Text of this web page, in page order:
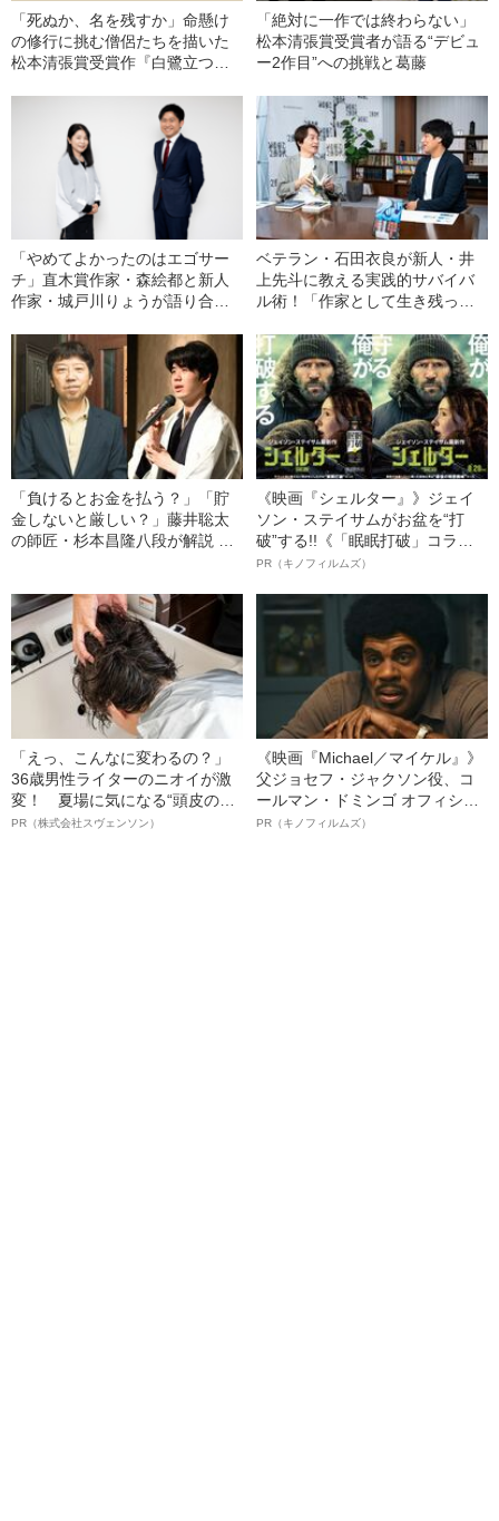
「死ぬか、名を残すか」命懸け
の修行に挑む僧侶たちを描いた
松本清張賞受賞作『白鷺立つ』
作家・川越宗一が読む
「絶対に一作では終わらない」
松本清張賞受賞者が語る“デビュ
ー2作目”への挑戦と葛藤
「やめてよかったのはエゴサー
チ」直木賞作家・森絵都と新人
作家・城戸川りょうが語り合
なこと
ベテラン・石田衣良が新人・井
上先斗に教える実践的サバイバ
ル術！「作家として生き残って
「負けるとお金を払う？」「貯
金しないと厳しい？」藤井聡太
の師匠・杉本昌隆八段が解説 意
《映画『シェルター』》ジェイ
ソン・ステイサムがお盆を“打
破”する!!《「眠眠打破」コラ
ボ》
PR（キノフィルムズ）
「えっ、こんなに変わるの？」
36歳男性ライターのニオイが激
変！ 夏場に気になる“頭皮のニ
オイ”や“ベタつき”を解消す
PR（株式会社スヴェンソン）
《映画『Michael／マイケル』》
父ジョセフ・ジャクソン役、コ
ールマン・ドミンゴ オフィシャ
ルインタビュー“観客を魅了した
PR（キノフィルムズ）